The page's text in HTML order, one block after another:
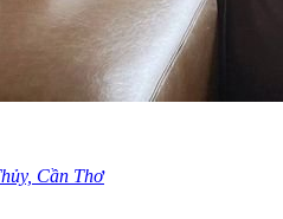
Cần Thơ